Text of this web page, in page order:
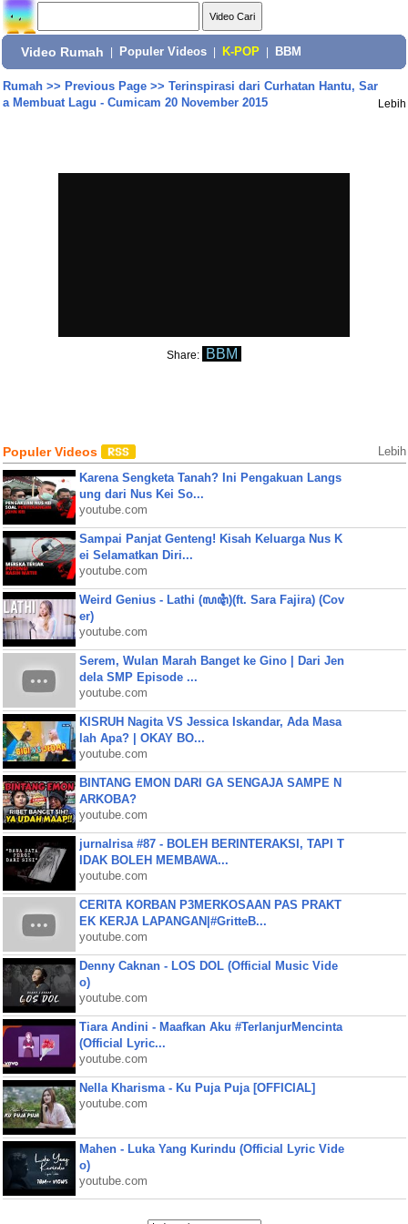
Video Rumah Populer Videos K-POP BBM
Rumah>> Previous Page>> Terinspirasi dari Curhatan Hantu, Sar
a Membuat Lagu - Cumicam 20 November 2015
Lebih
Share: BBM
Populer Videos Lebih
Karena Sengketa Tanah? Ini Pengakuan Langs
ung dari Nus Kei So...
youtube.com
Sampai Panjat Genteng! Kisah Keluarga Nus K
ei Selamatkan Diri...
youtube.com
Weird Genius - Lathi (ꦭꦛꦶ)(ft. Sara Fajira) (Cov
er)
youtube.com
Serem, Wulan Marah Banget ke Gino | Dari Jen
dela SMP Episode ...
youtube.com
KISRUH Nagita VS Jessica Iskandar, Ada Masa
lah Apa? | OKAY BO...
youtube.com
BINTANG EMON DARI GA SENGAJA SAMPE N
ARKOBA?
youtube.com
jurnalrisa #87 - BOLEH BERINTERAKSI, TAPI T
IDAK BOLEH MEMBAWA...
youtube.com
CERITA KORBAN P3MERKOSAAN PAS PRAKT
EK KERJA LAPANGAN|#GritteB...
youtube.com
Denny Caknan - LOS DOL (Official Music Vide
o)
youtube.com
Tiara Andini - Maafkan Aku #TerlanjurMencinta
(Official Lyric...
youtube.com
Nella Kharisma - Ku Puja Puja [OFFICIAL]
youtube.com
Mahen - Luka Yang Kurindu (Official Lyric Vide
o)
youtube.com